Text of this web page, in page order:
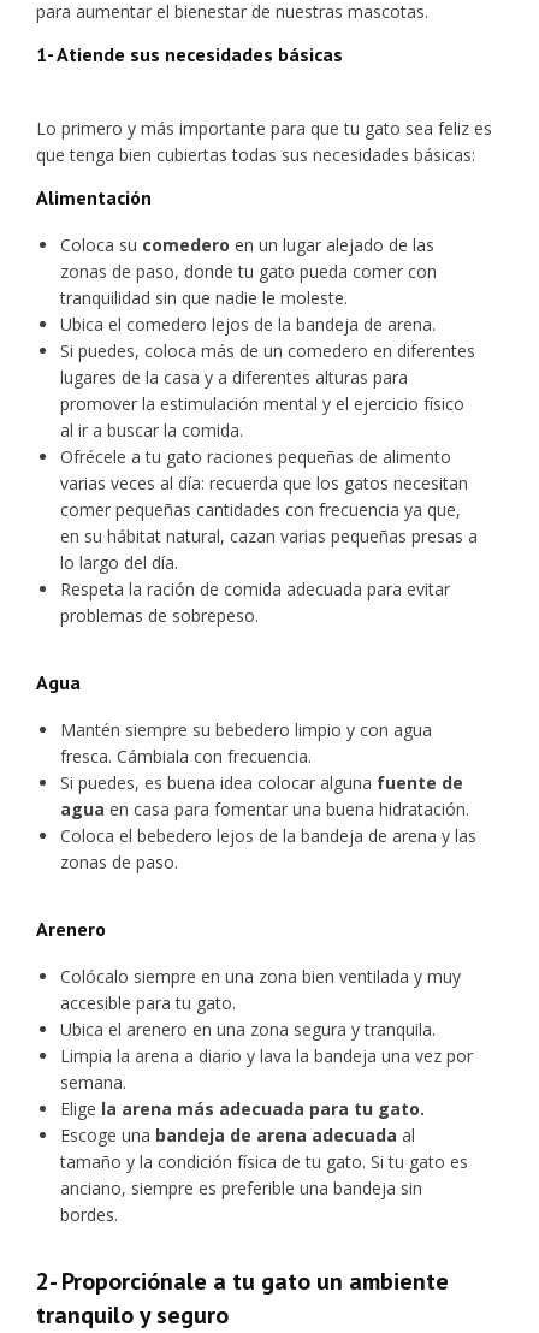
para aumentar el bienestar de nuestras mascotas.
1- Atiende sus necesidades básicas
Lo primero y más importante para que tu gato sea feliz es
que tenga bien cubiertas todas sus necesidades básicas:
Alimentación
Coloca su comedero en un lugar alejado de las
zonas de paso, donde tu gato pueda comer con
tranquilidad sin que nadie le moleste.
Ubica el comedero lejos de la bandeja de arena.
Si puedes, coloca más de un comedero en diferentes
lugares de la casa y a diferentes alturas para
promover la estimulación mental y el ejercicio físico
al ir a buscar la comida.
Ofrécele a tu gato raciones pequeñas de alimento
varias veces al día: recuerda que los gatos necesitan
comer pequeñas cantidades con frecuencia ya que,
en su hábitat natural, cazan varias pequeñas presas a
lo largo del día.
Respeta la ración de comida adecuada para evitar
problemas de sobrepeso.
Agua
Mantén siempre su bebedero limpio y con agua
fresca. Cámbiala con frecuencia.
Si puedes, es buena idea colocar alguna fuente de
agua en casa para fomentar una buena hidratación.
Coloca el bebedero lejos de la bandeja de arena y las
zonas de paso.
Arenero
Colócalo siempre en una zona bien ventilada y muy
accesible para tu gato.
Ubica el arenero en una zona segura y tranquila.
Limpia la arena a diario y lava la bandeja una vez por
semana.
Elige la arena más adecuada para tu gato.
Escoge una bandeja de arena adecuada al
tamaño y la condición física de tu gato. Si tu gato es
anciano, siempre es preferible una bandeja sin
bordes.
2- Proporciónale a tu gato un ambiente
tranquilo y seguro